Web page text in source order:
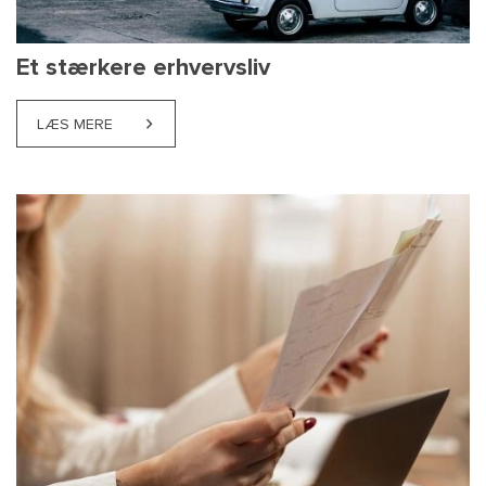
Et stærkere erhvervsliv
LÆS MERE ABOUT ET STÆRKERE ERHVERVSLIV